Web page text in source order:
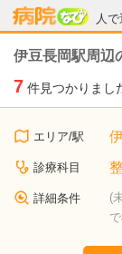
人
病院
伊豆長岡駅周辺
7 件見つかりまし
エリア/駅
診療科目
詳細条件
(